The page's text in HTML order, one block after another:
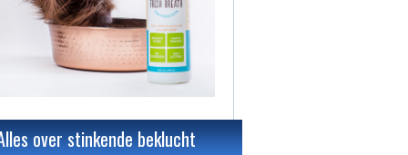
over stinkende beklucht